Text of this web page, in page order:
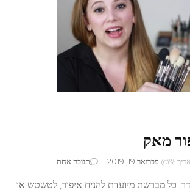
מאק
%@ פברואר 19, 2019 תגובה אחת
איפור
כל מברשת מיועדת להניח איפור, לטשטש או